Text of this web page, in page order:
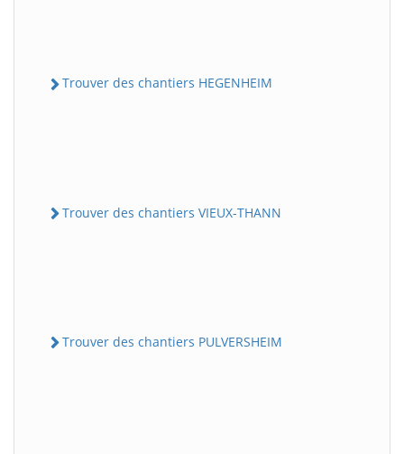
Trouver des chantiers HEGENHEIM
Trouver des chantiers VIEUX-THANN
Trouver des chantiers PULVERSHEIM